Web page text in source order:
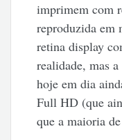
imprimem com
reproduzida em
retina display
realidade, mas
hoje em dia
Full HD (que
que a maioria